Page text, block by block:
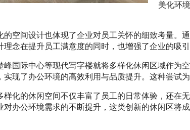
美化环
的空间设计也体现了企业对员工关怀的细致考量。
念在提升员工满意度的同时，也增强了企业的吸引
峰国际中心等现代写字楼就将多样化休闲区域作为
实现了办公环境的高效利用与品质提升。这种尝试
样化的休闲空间不仅丰富了员工的日常体验，还在
对办公环境需求的不断提升，这类创新的休闲区将